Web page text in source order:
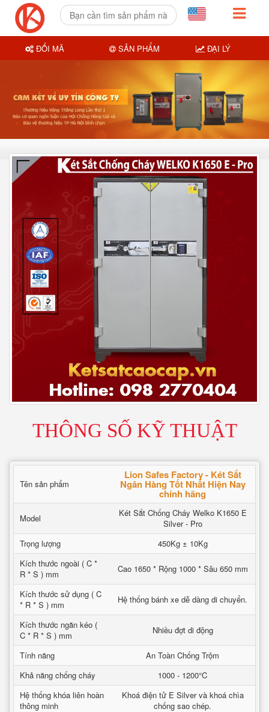
THÔNG SỐ KỸ THUẬT
Tên sản phẩm
Lion Safes Factory - Két Sắt
Ngân Hàng Tốt Nhất Hiện Nay
chính hãng
Model
Két Sắt Chống Cháy Welko K1650 E
Silver - Pro
Trọng lượng
450Kg ± 10Kg
Kích thước ngoài ( C *
R * S ) mm
Cao 1650 * Rộng 1000 * Sâu 650 mm
Kích thước sử dụng ( C
* R * S ) mm
Hệ thống bánh xe dễ dàng di chuyển.
Kích thước ngăn kéo (
C * R * S ) mm
Nhiều đợt di động
Tính năng
An Toàn Chống Trộm
Khả năng chống cháy
1000 - 1200°C
Hệ thống khóa liên hoàn
thông minh
Khoá điện tử E Silver và khoá chìa
chống sao chép.
ĐỔI MÃ SẢN PHẨM ĐẠI LÝ